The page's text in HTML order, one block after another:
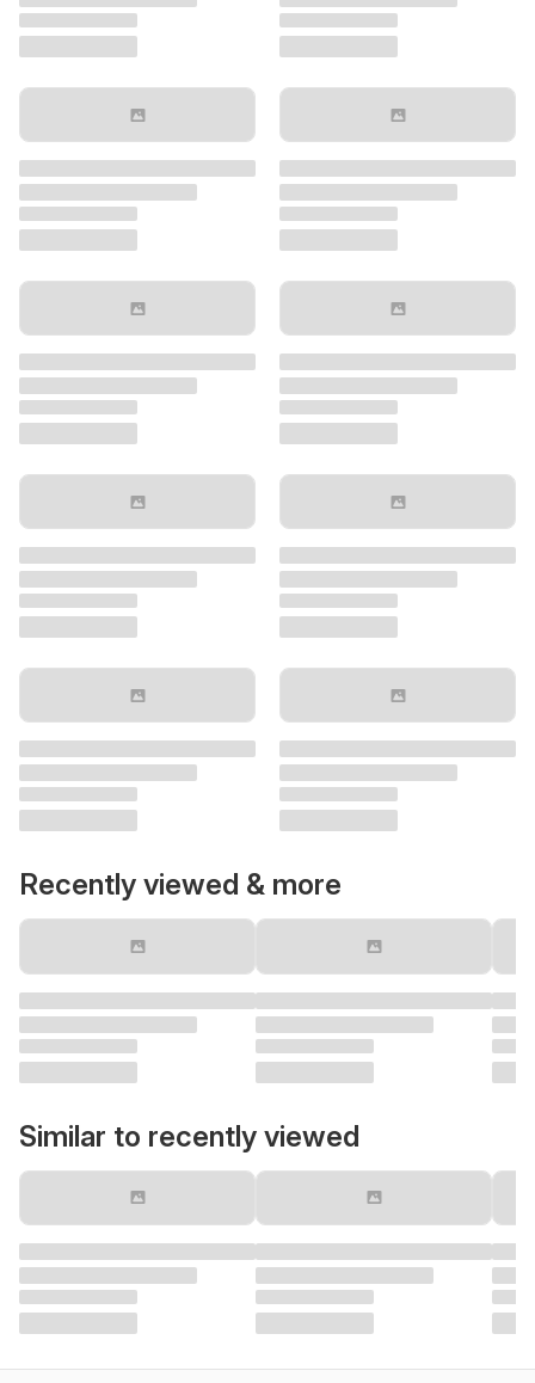
Recently viewed & more
Similar to recently viewed